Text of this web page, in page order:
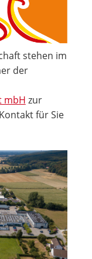
stehen im
der
mbH zur
für Sie